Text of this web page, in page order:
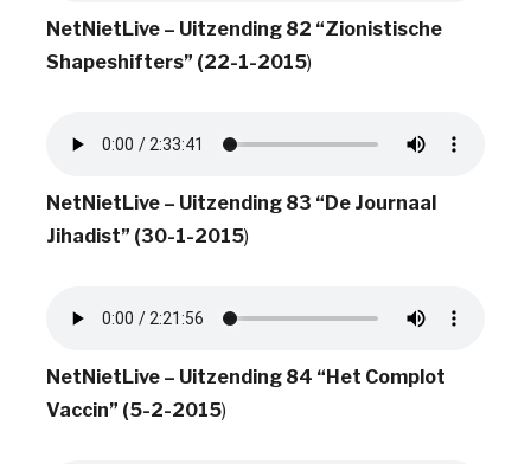
NetNietLive – Uitzending 82 “Zionistische
Shapeshifters” (22-1-2015)
NetNietLive – Uitzending 83 “De Journaal
Jihadist” (30-1-2015)
NetNietLive – Uitzending 84 “Het Complot
Vaccin” (5-2-2015)